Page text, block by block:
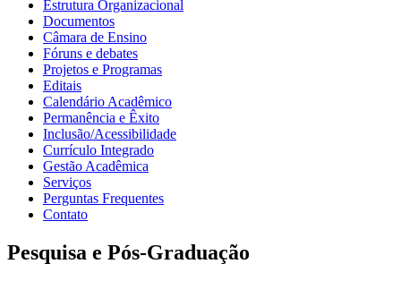
Estrutura Organizacional
Documentos
Câmara de Ensino
Fóruns e debates
Projetos e Programas
Editais
Calendário Acadêmico
Permanência e Êxito
Inclusão/Acessibilidade
Currículo Integrado
Gestão Acadêmica
Serviços
Perguntas Frequentes
Contato
Pesquisa e Pós-Graduação